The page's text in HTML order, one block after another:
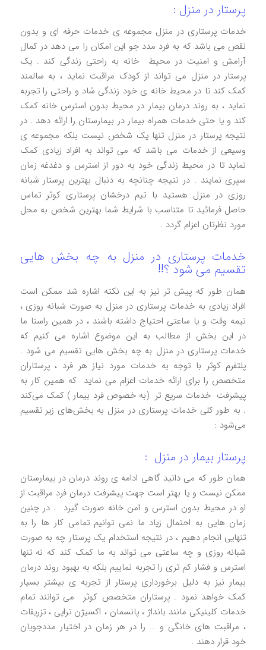
پرستار در منزل :
خدمات پرستاری در منزل مجموعه ی خدمات حرفه ای و بدون
نقص می باشد که به فرد مدد جو این امکان را می دهد در کمال
آرامش و امنیت در محیط خانه به راحتی زندگی کند . یک
پرستار در منزل می تواند از کودک مراقبت نماید ، به سالمند
کمک کند تا در محیط خانه ی خود زندگی شاد و راحتی را تجربه
نماید ، به روند درمان بیمار در محیط بدون استرس خانه کمک
کند و یا حتی خدمات همراه بیمار در بیمارستان را ارائه دهد . در
نتيجه پرستار در منزل تنها یک شخص نیست بلکه مجموعه ی
وسیعی از خدمات می باشد که می تواند به افراد زیادی کمک
نماید تا در محیط زندگی خود به دور از استرس و دغدغه زمان
سپری نمایند . در نتیجه چنانچه به دنبال بهترين پرستار شبانه
روزی در منزل هستید با تیم درخشان پرستاری کوثر تماس
حاصل فرمائید تا متناسب با شرایط شما بهترین شخص به محل
مورد نظرتان اعزام گردد .
خدمات پرستاری در منزل به چه بخش هایی
تقسیم می شود ؟!!
همان طور که پیش تر نیز به این نکته اشاره شد ممکن است
افراد زیادی به خدمات پرستاری در منزل به صورت شبانه روزی ،
نیمه وقت و یا ساعتی احتیاج داشته باشند ، در همین راستا ما
در این بخش از مطالب به این موضوع اشاره می کنیم که
خدمات پرستاری در منزل به چه بخش هایی تقسیم می شود .
پلتفرم کوثر با توجه به خدمات مورد نیاز هر فرد ، پرستاران
متخصص را برای ارائه خدمات اعزام می‌ نماید که همین کار به
پیشرفت خدمات سریع‌ تر (به خصوص فرد بیمار ) کمک می‌کند
. به طور کلی خدمات پرستاری در منزل به بخش‌های زیر تقسیم
می‌شود :
پرستار بیمار در منزل :
همان طور که می دانید گاهی ادامه ی روند درمان در بیمارستان
ممکن نیست و یا بهتر است جهت پیشرفت درمان فرد مراقبت از
او در محیط بدون استرس و امن خانه صورت گیرد . در چنین
زمان هایی به احتمال زیاد ما نمی توانیم تمامی کار ها را به
تنهایی انجام دهیم ، در نتیجه استخدام یک پرستار چه به صورت
شبانه روزی و چه ساعتی می تواند به ما کمک کند که نه تنها
استرس و فشار کم تری را تجربه نماییم بلکه به بهبود روند درمان
بیمار نیز به دلیل برخورداری پرستار از تجربه ی بیشتر بسیار
کمک خواهد نمود . پرستاران متخصص کوثر می‌ توانند تمام
خدمات کلینیکی مانند بانداژ ، پانسمان ، اکسیژن تراپی ، تزریقات
، مراقبت‌ های خانگی و … را در هر زمان در اختیار مددجویان
خود قرار دهند .